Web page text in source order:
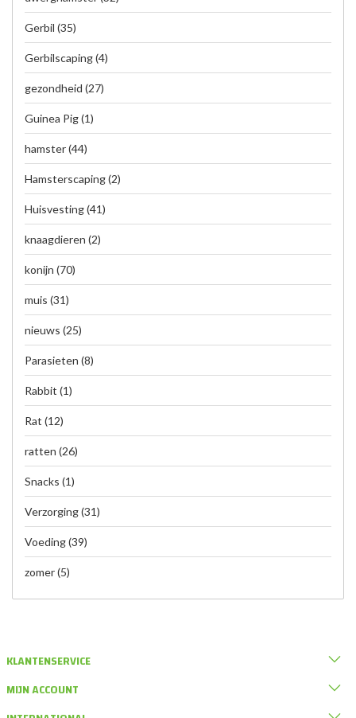
Gerbil (35)
Gerbilscaping(4)
gezondheid (27)
Guinea Pig(1)
hamster(44)
Hamsterscaping(2)
Huisvesting(41)
knaagdieren (2)
konijn (70)
muis (31)
nieuws (25)
Parasieten (8)
Rabbit (1)
Rat (12)
ratten (26)
Snacks (1)
Verzorging(31)
Voeding(39)
zomer(5)
KLANTENSERVICE
MIJN ACCOUNT